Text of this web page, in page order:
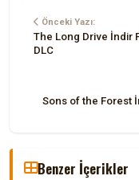
Önceki Yazı:
The Long Drive İndir
DLC
Sons of the Forest
Benzer İçerikler